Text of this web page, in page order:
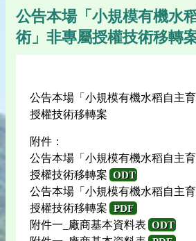
公告本場「小規模有機水
術」非專屬授權技術移轉
公告本場「小規模有機水稻自主
授權技術移轉案
附件：
公告本場「小規模有機水稻自主
授權技術移轉案 ODT
公告本場「小規模有機水稻自主
授權技術移轉案
PDF
附件一_廠商基本資料表 ODT